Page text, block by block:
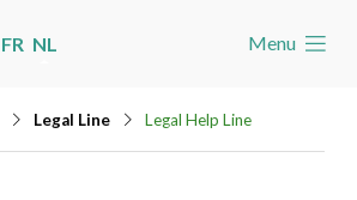
FR NL Menu
Legal Line Legal Help Line